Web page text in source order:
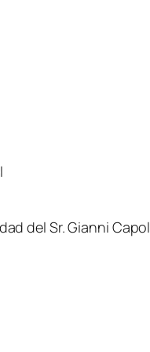
del Sr. Gianni